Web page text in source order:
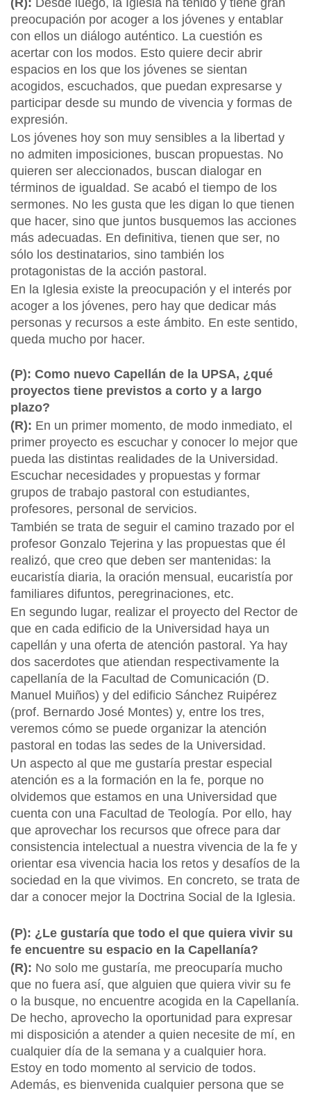
(R): Desde luego, la Iglesia ha tenido y tiene gran
preocupación por acoger a los jóvenes y entablar
con ellos un diálogo auténtico. La cuestión es
acertar con los modos. Esto quiere decir abrir
espacios en los que los jóvenes se sientan
acogidos, escuchados, que puedan expresarse y
participar desde su mundo de vivencia y formas de
expresión.
Los jóvenes hoy son muy sensibles a la libertad y
no admiten imposiciones, buscan propuestas. No
quieren ser aleccionados, buscan dialogar en
términos de igualdad. Se acabó el tiempo de los
sermones. No les gusta que les digan lo que tienen
que hacer, sino que juntos busquemos las acciones
más adecuadas. En definitiva, tienen que ser, no
sólo los destinatarios, sino también los
protagonistas de la acción pastoral.
En la Iglesia existe la preocupación y el interés por
acoger a los jóvenes, pero hay que dedicar más
personas y recursos a este ámbito. En este sentido,
queda mucho por hacer.
(P): Como nuevo Capellán de la UPSA, ¿qué
proyectos tiene previstos a corto y a largo
plazo?
(R): En un primer momento, de modo inmediato, el
primer proyecto es escuchar y conocer lo mejor que
pueda las distintas realidades de la Universidad.
Escuchar necesidades y propuestas y formar
grupos de trabajo pastoral con estudiantes,
profesores, personal de servicios.
También se trata de seguir el camino trazado por el
profesor Gonzalo Tejerina y las propuestas que él
realizó, que creo que deben ser mantenidas: la
eucaristía diaria, la oración mensual, eucaristía por
familiares difuntos, peregrinaciones, etc.
En segundo lugar, realizar el proyecto del Rector de
que en cada edificio de la Universidad haya un
capellán y una oferta de atención pastoral. Ya hay
dos sacerdotes que atiendan respectivamente la
capellanía de la Facultad de Comunicación (D.
Manuel Muiños) y del edificio Sánchez Ruipérez
(prof. Bernardo José Montes) y, entre los tres,
veremos cómo se puede organizar la atención
pastoral en todas las sedes de la Universidad.
Un aspecto al que me gustaría prestar especial
atención es a la formación en la fe, porque no
olvidemos que estamos en una Universidad que
cuenta con una Facultad de Teología. Por ello, hay
que aprovechar los recursos que ofrece para dar
consistencia intelectual a nuestra vivencia de la fe y
orientar esa vivencia hacia los retos y desafíos de la
sociedad en la que vivimos. En concreto, se trata de
dar a conocer mejor la Doctrina Social de la Iglesia.
(P): ¿Le gustaría que todo el que quiera vivir su
fe encuentre su espacio en la Capellanía?
(R): No solo me gustaría, me preocuparía mucho
que no fuera así, que alguien que quiera vivir su fe
o la busque, no encuentre acogida en la Capellanía.
De hecho, aprovecho la oportunidad para expresar
mi disposición a atender a quien necesite de mí, en
cualquier día de la semana y a cualquier hora.
Estoy en todo momento al servicio de todos.
Además, es bienvenida cualquier persona que se